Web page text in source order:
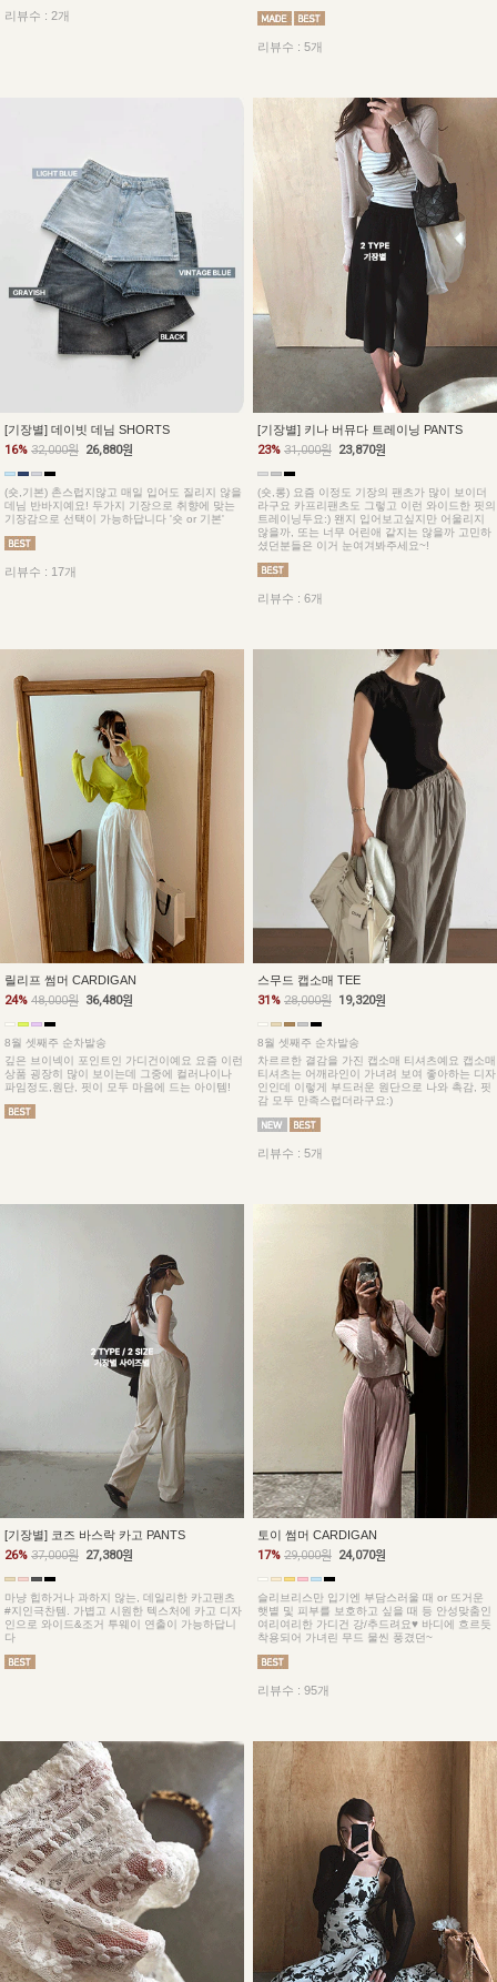
리뷰수 : 2개
리뷰수 : 5개
[기장별] 데이빗 데님 SHORTS
16% 32,000원 26,880원
(숏,기본) 촌스럽지않고 매일 입어도 질리지 않을
데님 반바지예요! 두가지 기장으로 취향에 맞는
기장감으로 선택이 가능하답니다 '숏 or 기본'
리뷰수 : 17개
[기장별] 키나 버뮤다 트레이닝 PANTS
23% 31,000원 23,870원
(숏,롱) 요즘 이정도 기장의 팬츠가 많이 보이더
라구요 카프리팬츠도 그렇고 이런 와이드한 핏의
트레이닝두요:) 왠지 입어보고싶지만 어울리지
않을까, 또는 너무 어린애 같지는 않을까 고민하
셨던분들은 이거 눈여겨봐주세요~!
리뷰수 : 6개
릴리프 썸머 CARDIGAN
24% 48,000원 36,480원
8월 셋째주 순차발송
깊은 브이넥이 포인트인 가디건이예요 요즘 이런
상품 굉장히 많이 보이는데 그중에 컬러나이나
파임정도,원단, 핏이 모두 마음에 드는 아이템!
스무드 캡소매 TEE
31% 28,000원 19,320원
8월 셋째주 순차발송
차르르한 결감을 가진 캡소매 티셔츠예요 캡소매
티셔츠는 어깨라인이 가녀려 보여 좋아하는 디자
인인데 이렇게 부드러운 원단으로 나와 촉감, 핏
감 모두 만족스럽더라구요:)
리뷰수 : 5개
[기장별] 코즈 바스락 카고 PANTS
26% 37,000원 27,380원
마냥 힙하거나 과하지 않는, 데일리한 카고팬츠
#지인극찬템. 가볍고 시원한 텍스처에 카고 디자
인으로 와이드&조거 투웨이 연출이 가능하답니
다
토이 썸머 CARDIGAN
17% 29,000원 24,070원
슬리브리스만 입기엔 부담스러울 때 or 뜨거운
햇볕 및 피부를 보호하고 싶을 때 등 안성맞춤인
여리여리한 가디건 강/추드려요♥ 바디에 흐르듯
착용되어 가녀린 무드 물씬 풍겼던~
리뷰수 : 95개